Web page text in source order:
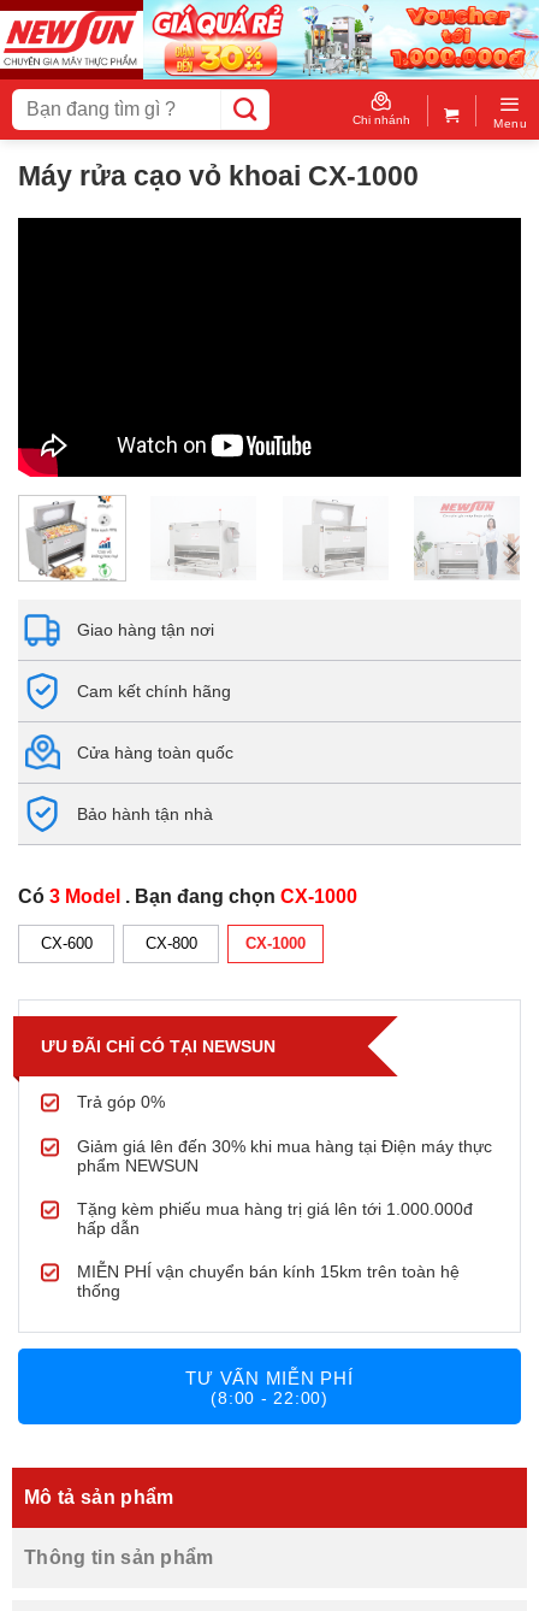
Skip
to
content
Tìm
kiếm:
Chi nhánh Menu
Máy rửa cạo vỏ khoai CX-1000
Giao hàng tận nơi
Cam kết chính hãng
Cửa hàng toàn quốc
Bảo hành tận nhà
Có 3 Model . Bạn đang chọn CX-1000
CX-600 CX-800 CX-1000
ƯU ĐÃI CHỈ CÓ TẠI NEWSUN
Trả góp 0%
Giảm giá lên đến 30% khi mua hàng tại Điện máy thực
phẩm NEWSUN
Tặng kèm phiếu mua hàng trị giá lên tới 1.000.000đ
hấp dẫn
MIỄN PHÍ vận chuyển bán kính 15km trên toàn hệ
thống
TƯ VẤN MIỄN PHÍ
(8:00 - 22:00)
Mô tả sản phẩm
Thông tin sản phẩm